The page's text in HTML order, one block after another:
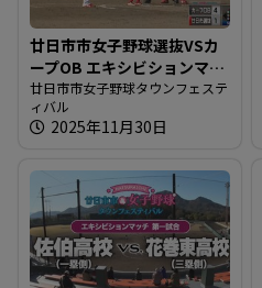
廿日市市女子野球選抜VSカ
ープOB エキシビションマッ
チ
廿日市市女子野球タウンフェステ
ィバル
2025年11月30日